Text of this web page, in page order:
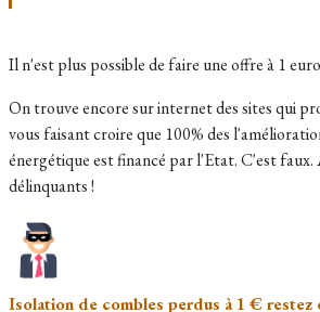
Il n'est plus possible de faire une offre à 1
On trouve encore sur internet des sites qui
vous faisant croire que 100% des
énergétique est financé par l'Etat. C'est
délinquants !
Isolation de combles perdus à 1 € restez